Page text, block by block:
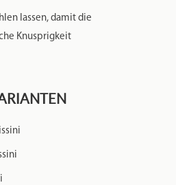
lassen, damit die
Knusprigkeit